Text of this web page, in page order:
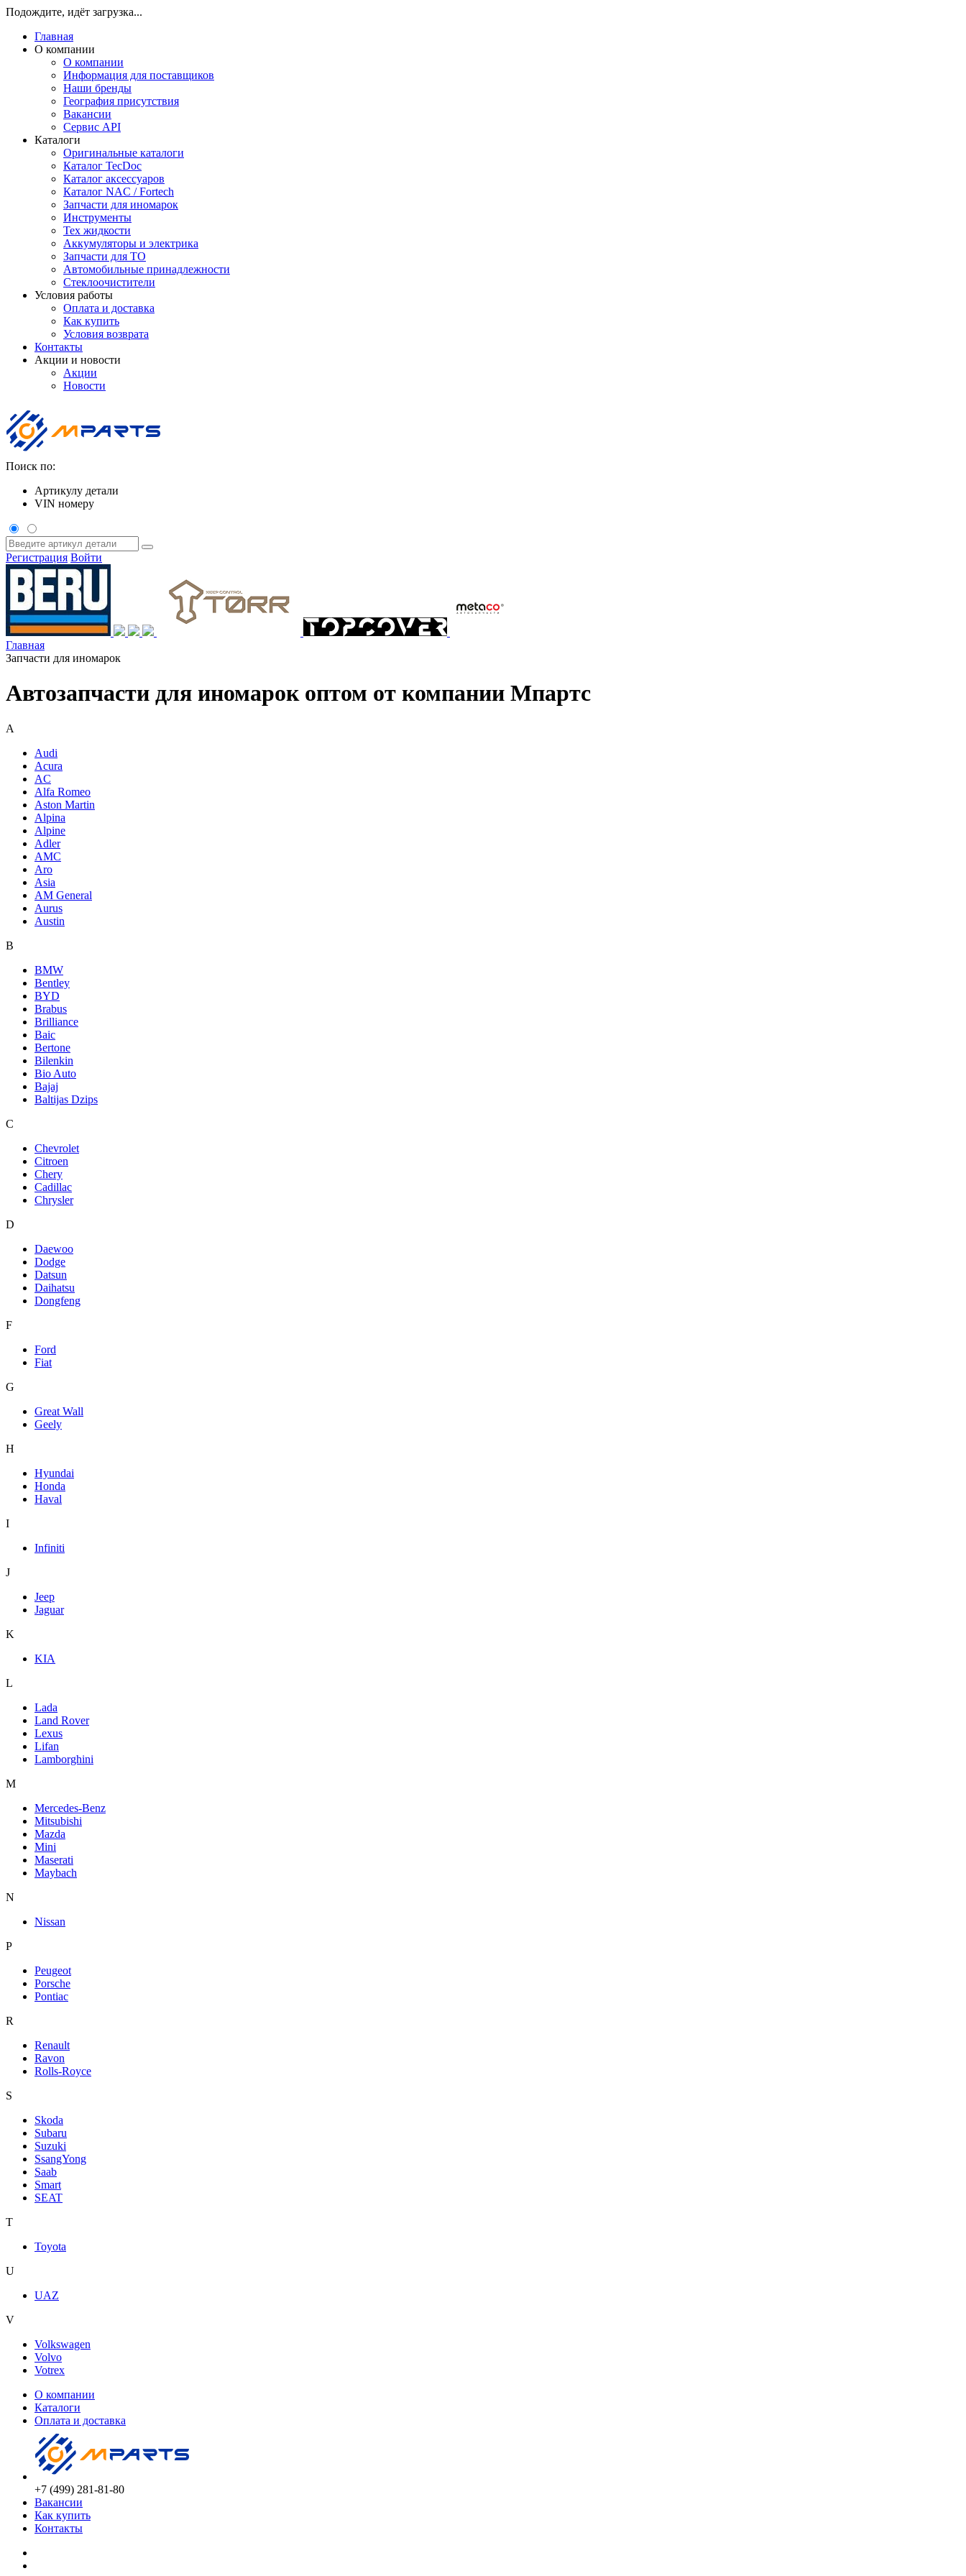
Подождите, идёт загрузка...
Главная
О компании
О компании
Информация для поставщиков
Наши бренды
География присутствия
Вакансии
Сервис API
Каталоги
Оригинальные каталоги
Каталог TecDoc
Каталог аксессуаров
Каталог NAC / Fortech
Запчасти для иномарок
Инструменты
Тех жидкости
Аккумуляторы и электрика
Запчасти для ТО
Автомобильные принадлежности
Стеклоочистители
Условия работы
Оплата и доставка
Как купить
Условия возврата
Контакты
Акции и новости
Акции
Новости
Поиск по:
Артикулу детали
VIN номеру
Регистрация Войти
Главная
Запчасти для иномарок
Автозапчасти для иномарок оптом от компании Мпартс
A
Audi
Acura
AC
Alfa Romeo
Aston Martin
Alpina
Alpine
Adler
AMC
Aro
Asia
AM General
Aurus
Austin
B
BMW
Bentley
BYD
Brabus
Brilliance
Baic
Bertone
Bilenkin
Bio Auto
Bajaj
Baltijas Dzips
C
Chevrolet
Citroen
Chery
Cadillac
Chrysler
D
Daewoo
Dodge
Datsun
Daihatsu
Dongfeng
F
Ford
Fiat
G
Great Wall
Geely
H
Hyundai
Honda
Haval
I
Infiniti
J
Jeep
Jaguar
K
KIA
L
Lada
Land Rover
Lexus
Lifan
Lamborghini
M
Mercedes-Benz
Mitsubishi
Mazda
Mini
Maserati
Maybach
N
Nissan
P
Peugeot
Porsche
Pontiac
R
Renault
Ravon
Rolls-Royce
S
Skoda
Subaru
Suzuki
SsangYong
Saab
Smart
SEAT
T
Toyota
U
UAZ
V
Volkswagen
Volvo
Votrex
О компании
Каталоги
Оплата и доставка
+7 (499) 281-81-80
Вакансии
Как купить
Контакты